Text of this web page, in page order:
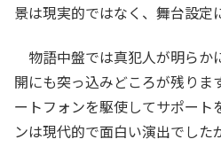
景は現実的ではなく、舞台設定
物語中盤では真犯人が明らか
開にも突っ込みどころが残りま
ートフォンを駆使してサポート
ンは現代的で面白い演出でした